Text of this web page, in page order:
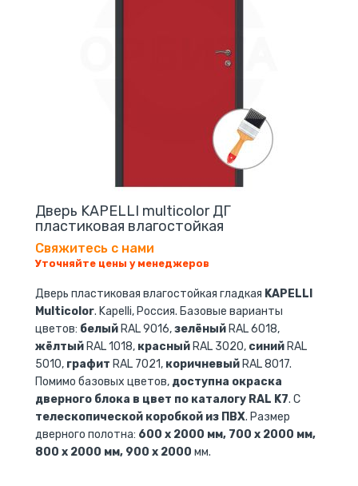
Дверь KAPELLI multicolor ДГ
пластиковая влагостойкая
Свяжитесь с нами
Уточняйте цены у менеджеров
Дверь пластиковая влагостойкая гладкая KAPELLI
Multicolor. Kapelli, Россия. Базовые варианты
цветов: белый RAL 9016,зелёный RAL 6018,
жёлтый RAL 1018, красный RAL 3020, синий RAL
5010, графит RAL 7021, коричневый RAL 8017.
Помимо базовых цветов, доступна окраска
дверного блока в цвет по каталогу RAL K7. С
телескопической коробкой из ПВХ. Размер
дверного полотна: 600 x 2000 мм, 700 x 2000 мм,
800 x 2000 мм, 900 x 2000 мм.